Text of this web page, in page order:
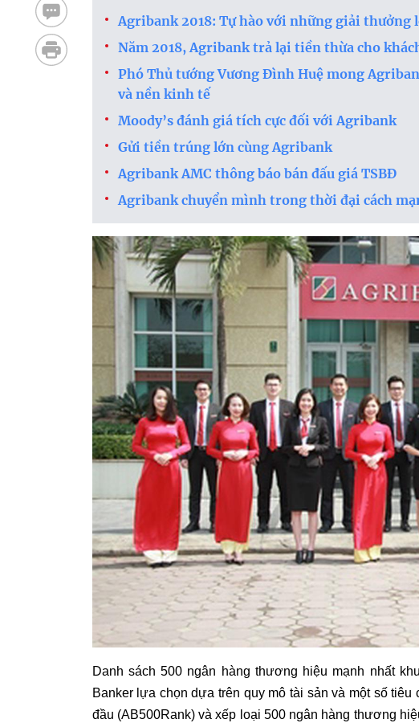
Agribank 2018: Tự hào với những giải thưởng
Năm 2018, Agribank trả lại tiền thừa cho
Phó Thủ tướng Vương Đình Huệ mong
và nền kinh tế
Moody’s đánh giá tích cực đối với Agribank
Gửi tiền trúng lớn cùng Agribank
Agribank AMC thông báo bán đấu giá TSBĐ
Agribank chuyển mình trong thời đại cách
Danh sách 500 ngân hàng thương hiệu mạnh nhất
Banker lựa chọn dựa trên quy mô tài sản và một số
đầu (AB500Rank) và xếp loại 500 ngân hàng thương